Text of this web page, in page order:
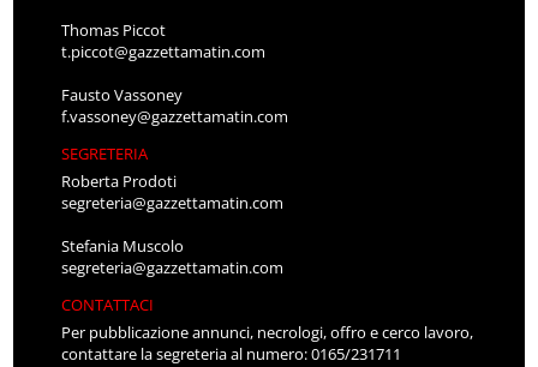
Thomas Piccot
t.piccot@gazzettamatin.com
Fausto Vassoney
f.vassoney@gazzettamatin.com
SEGRETERIA
Roberta Prodoti
segreteria@gazzettamatin.com
Stefania Muscolo
segreteria@gazzettamatin.com
CONTATTACI
Per pubblicazione annunci, necrologi, offro e cerco lavoro,
contattare la segreteria al numero: 0165/231711